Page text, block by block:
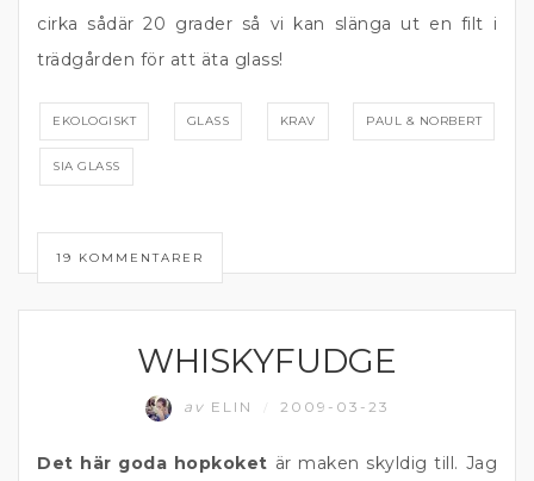
cirka sådär 20 grader så vi kan slänga ut en filt i
trädgården för att äta glass!
EKOLOGISKT GLASS KRAV PAUL & NORBERT
SIA GLASS
19 KOMMENTARER
WHISKYFUDGE
av ELIN 2009-03-23
Det här goda hopkoket är maken skyldig till. Jag